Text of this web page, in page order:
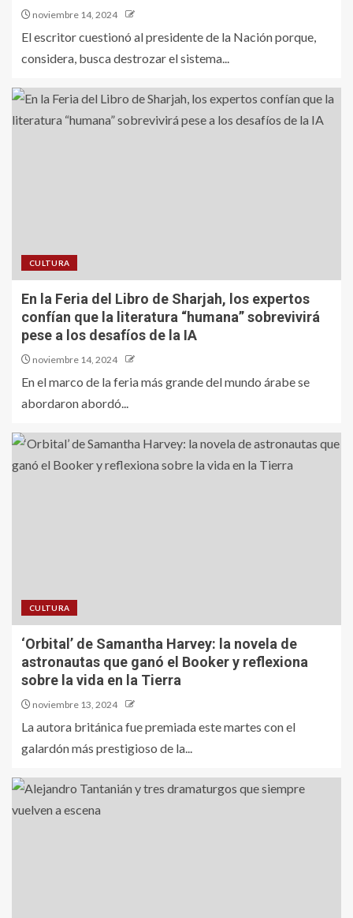
noviembre 14, 2024
El escritor cuestionó al presidente de la Nación porque,
considera, busca destrozar el sistema...
CULTURA
En la Feria del Libro de Sharjah, los expertos
confían que la literatura “humana” sobrevivirá
pese a los desafíos de la IA
noviembre 14, 2024
En el marco de la feria más grande del mundo árabe se
abordaron abordó...
CULTURA
‘Orbital’ de Samantha Harvey: la novela de
astronautas que ganó el Booker y reflexiona
sobre la vida en la Tierra
noviembre 13, 2024
La autora británica fue premiada este martes con el
galardón más prestigioso de la...